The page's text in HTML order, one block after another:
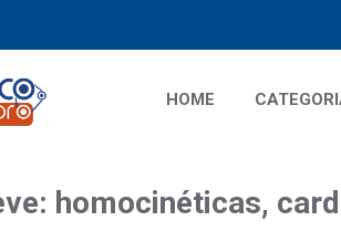
HOME
homocinéticas,